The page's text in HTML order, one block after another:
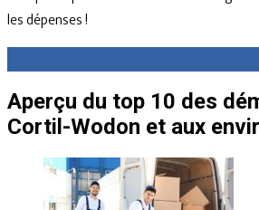
les dépenses !
Aperçu du top 10 des
Cortil-Wodon et aux